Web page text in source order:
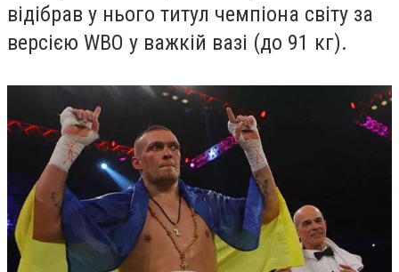
відібрав у нього титул чемпіона світу за
версією WBO у важкій вазі (до 91 кг).